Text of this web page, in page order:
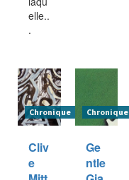
elle..
.
Chronique
Cliv
e
Chronique
Ge
ntle